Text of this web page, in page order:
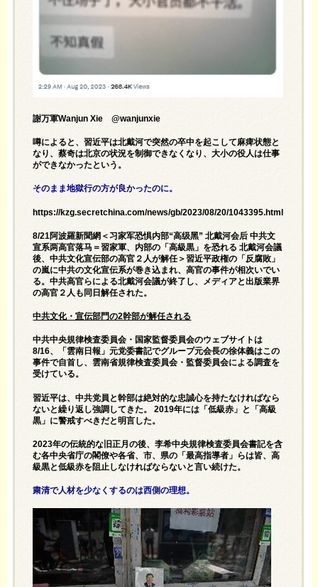
謝万軍Wanjun Xie @wanjunxie
噂によると、習近平は北戴河で突然の卒中を起こして麻痺状態と
なり、蔡奇は北京の状況を制御できなくなり、大小の役人は仕事
ができなかったという。
そのまま地獄行の方が良かったのに。
https://kzg.secretchina.com/news/gb/2023/08/20/1043395.html
8/21阿波羅新聞網＜习家军恐惧内部“高级黑” 北戴河会后 中共文
宣系两高官落马＝習家軍、内部の「高級黒」を恐れる 北戴河会議
後、中共文化宣伝部の高官２人が解任＞習近平政権の「反腐敗」
の嵐に中共の文化宣伝系が巻き込まれ、高官の事件が相次いでい
る。中共高官らによる北戴河会議が終了し、メディアと出版業界
の高官２人も同日解任された。
中共文化・宣伝部門の2幹部が解任される
中共中央規律検査委員会・国家監督委員会のウェブサイトは
8/16、「雲南日報」元党委書記でグループ元会長の徐体義はこの
事件で自首し、雲南省規律検査委員会・監督委員会による調査を
受けている。
習近平は、中共党員と幹部は絶対的な忠誠心を持たなければなら
ないと繰り返し強調してきた。 2019年には「低級赤」と「高級
黒」に警戒すべきだと明言した。
2023年の伝統的な旧正月の後、李希中央規律検査委員会書記を含
む各中央省庁の閣僚や各省、市、県の「最高指導者」らは皆、高
級黒と低級赤を阻止しなければならないと言い続けた。
粛清で人材を少なくするのは西側の理想。